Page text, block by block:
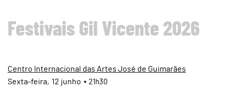
Festivais Gil Vicente 2026
Centro Internacional das Artes José de Guimarães
12 junho
Sexta 21h30